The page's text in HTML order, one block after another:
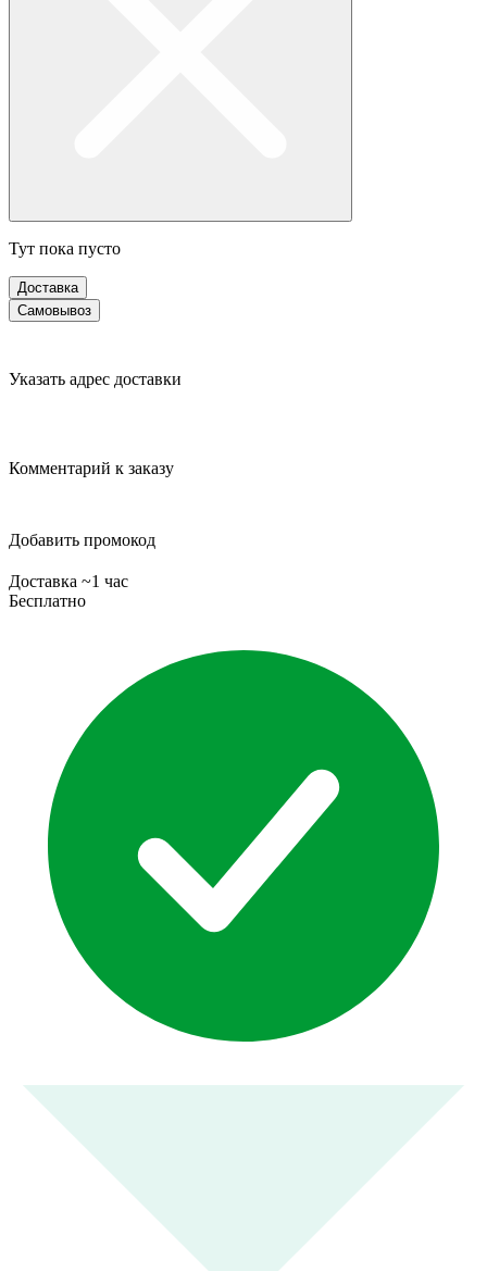
Тут пока пусто
Доставка
Самовывоз
Указать адрес доставки
Комментарий к заказу
Добавить промокод
Доставка ~1 час
Бесплатно